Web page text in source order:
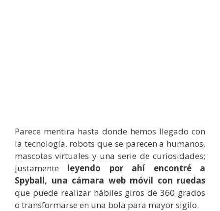
Parece mentira hasta donde hemos llegado con
la tecnología, robots que se parecen a humanos,
mascotas virtuales y una serie de curiosidades;
justamente leyendo por ahí encontré a
Spyball, una cámara web móvil con ruedas
que puede realizar hábiles giros de 360 grados
o transformarse en una bola para mayor sigilo.